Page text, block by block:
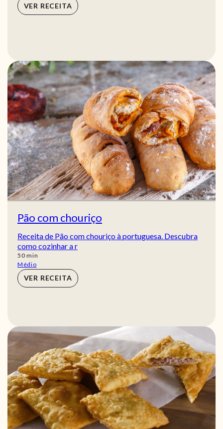
VER RECEITA
Pão com chouriço
Receita de Pão com chouriço à portuguesa. Descubra
como cozinhar a r
50min
min
Médio
VER RECEITA